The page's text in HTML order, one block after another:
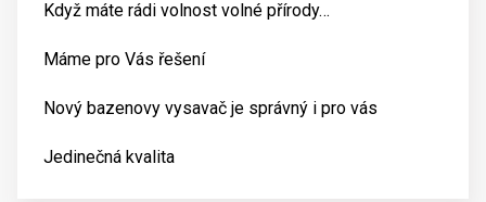
Když máte rádi volnost volné přírody…
Máme pro Vás řešení
Nový bazenovy vysavač je správný i pro vás
Jedinečná kvalita